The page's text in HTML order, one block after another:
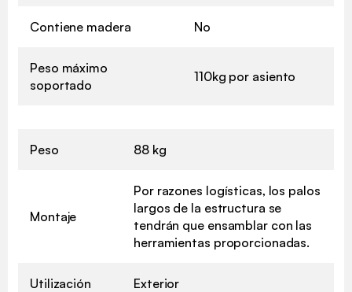
Contiene madera No
Peso máximo
soportado
110kg por asiento
Peso 88 kg
Montaje
Por razones logísticas, los palos
largos de la estructura se
tendrán que ensamblar con las
herramientas proporcionadas.
Utilización Exterior